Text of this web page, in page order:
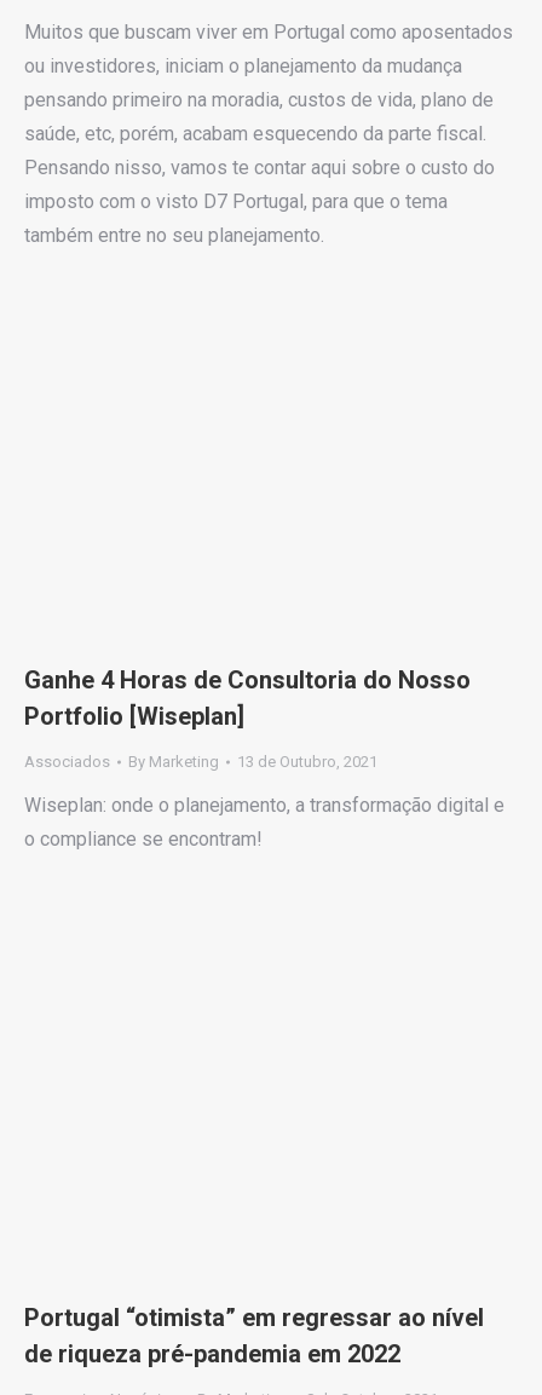
Muitos que buscam viver em Portugal como aposentados
ou investidores, iniciam o planejamento da mudança
pensando primeiro na moradia, custos de vida, plano de
saúde, etc, porém, acabam esquecendo da parte fiscal.
Pensando nisso, vamos te contar aqui sobre o custo do
imposto com o visto D7 Portugal, para que o tema
também entre no seu planejamento.
Ganhe 4 Horas de Consultoria do Nosso
Portfolio [Wiseplan]
Associados By Marketing 13 de Outubro, 2021
Wiseplan: onde o planejamento, a transformação digital e
o compliance se encontram!
Portugal “otimista” em regressar ao nível
de riqueza pré-pandemia em 2022